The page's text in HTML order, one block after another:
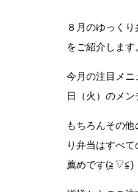
８月のゆっく
をご紹介します
今月の注目メニ
日（火）のメ
もちろんその他
り弁当はすべ
薦めです(≧▽≦)